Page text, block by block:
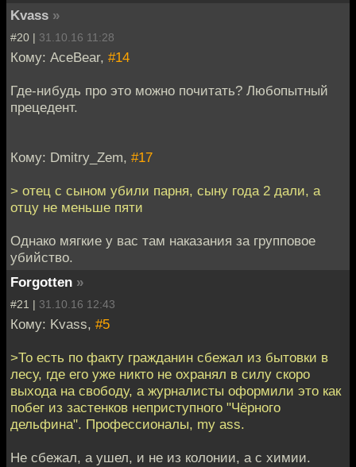
Kvass »
#20 | 31.10.16 11:28
Кому: AceBear, #14
Где-нибудь про это можно почитать? Любопытный
прецедент.
Кому: Dmitry_Zem, #17
> отец с сыном убили парня, сыну года 2 дали, а
отцу не меньше пяти
Однако мягкие у вас там наказания за групповое
убийство.
Forgotten »
#21 | 31.10.16 12:43
Кому: Kvass, #5
>То есть по факту гражданин сбежал из бытовки в
лесу, где его уже никто не охранял в силу скоро
выхода на свободу, а журналисты оформили это как
побег из застенков неприступного "Чёрного
дельфина". Профессионалы, my ass.
Не сбежал, а ушел, и не из колонии, а с химии.